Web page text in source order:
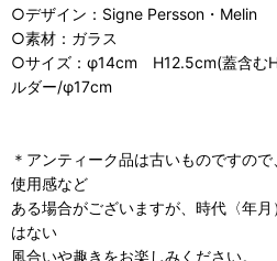
○デザイン：Signe Persson・Melin
○素材：ガラス
○サイズ：φ14cm H12.5cm(蓋含
ルダー/φ17cm
＊アンティーク品は古いものですの
使用感など
ある場合がございますが、時代〈年
はない
風合いや趣きをお楽しみください。